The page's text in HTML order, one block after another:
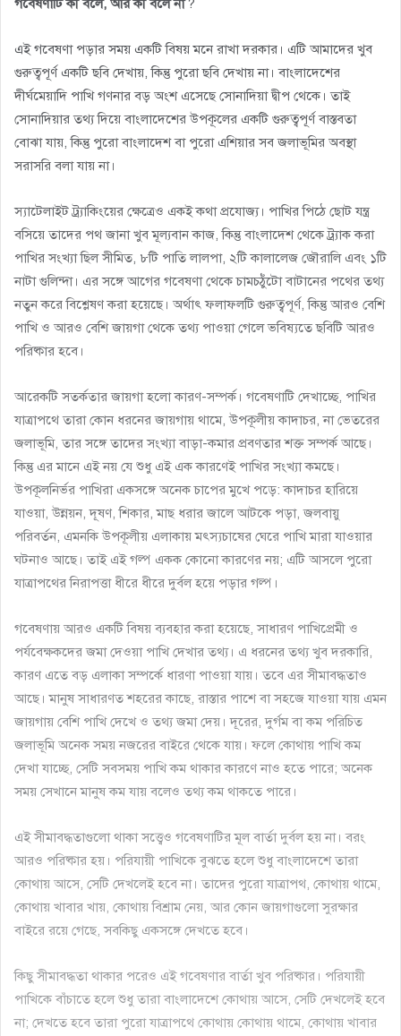
গবেষণাটি কী বলে, আর কী বলে না?
এই গবেষণা পড়ার সময় একটি বিষয় মনে রাখা দরকার। এটি আমাদের খুব
গুরুত্বপূর্ণ একটি ছবি দেখায়, কিন্তু পুরো ছবি দেখায় না। বাংলাদেশের
দীর্ঘমেয়াদি পাখি গণনার বড় অংশ এসেছে সোনাদিয়া দ্বীপ থেকে। তাই
সোনাদিয়ার তথ্য দিয়ে বাংলাদেশের উপকূলের একটি গুরুত্বপূর্ণ বাস্তবতা
বোঝা যায়, কিন্তু পুরো বাংলাদেশ বা পুরো এশিয়ার সব জলাভূমির অবস্থা
সরাসরি বলা যায় না।
স্যাটেলাইট ট্র্যাকিংয়ের ক্ষেত্রেও একই কথা প্রযোজ্য। পাখির পিঠে ছোট যন্ত্র
বসিয়ে তাদের পথ জানা খুব মূল্যবান কাজ, কিন্তু বাংলাদেশ থেকে ট্র্যাক করা
পাখির সংখ্যা ছিল সীমিত, ৮টি পাতি লালপা, ২টি কালালেজ জৌরালি এবং ১টি
নাটা গুলিন্দা। এর সঙ্গে আগের গবেষণা থেকে চামচঠুঁটো বাটানের পথের তথ্য
নতুন করে বিশ্লেষণ করা হয়েছে। অর্থাৎ ফলাফলটি গুরুত্বপূর্ণ, কিন্তু আরও বেশি
পাখি ও আরও বেশি জায়গা থেকে তথ্য পাওয়া গেলে ভবিষ্যতে ছবিটি আরও
পরিষ্কার হবে।
আরেকটি সতর্কতার জায়গা হলো কারণ-সম্পর্ক। গবেষণাটি দেখাচ্ছে, পাখির
যাত্রাপথে তারা কোন ধরনের জায়গায় থামে, উপকূলীয় কাদাচর, না ভেতরের
জলাভূমি, তার সঙ্গে তাদের সংখ্যা বাড়া-কমার প্রবণতার শক্ত সম্পর্ক আছে।
কিন্তু এর মানে এই নয় যে শুধু এই এক কারণেই পাখির সংখ্যা কমছে।
উপকূলনির্ভর পাখিরা একসঙ্গে অনেক চাপের মুখে পড়ে: কাদাচর হারিয়ে
যাওয়া, উন্নয়ন, দূষণ, শিকার, মাছ ধরার জালে আটকে পড়া, জলবায়ু
পরিবর্তন, এমনকি উপকূলীয় এলাকায় মৎস্যচাষের ঘেরে পাখি মারা যাওয়ার
ঘটনাও আছে। তাই এই গল্প একক কোনো কারণের নয়; এটি আসলে পুরো
যাত্রাপথের নিরাপত্তা ধীরে ধীরে দুর্বল হয়ে পড়ার গল্প।
গবেষণায় আরও একটি বিষয় ব্যবহার করা হয়েছে, সাধারণ পাখিপ্রেমী ও
পর্যবেক্ষকদের জমা দেওয়া পাখি দেখার তথ্য। এ ধরনের তথ্য খুব দরকারি,
কারণ এতে বড় এলাকা সম্পর্কে ধারণা পাওয়া যায়। তবে এর সীমাবদ্ধতাও
আছে। মানুষ সাধারণত শহরের কাছে, রাস্তার পাশে বা সহজে যাওয়া যায় এমন
জায়গায় বেশি পাখি দেখে ও তথ্য জমা দেয়। দূরের, দুর্গম বা কম পরিচিত
জলাভূমি অনেক সময় নজরের বাইরে থেকে যায়। ফলে কোথায় পাখি কম
দেখা যাচ্ছে, সেটি সবসময় পাখি কম থাকার কারণে নাও হতে পারে; অনেক
সময় সেখানে মানুষ কম যায় বলেও তথ্য কম থাকতে পারে।
এই সীমাবদ্ধতাগুলো থাকা সত্ত্বেও গবেষণাটির মূল বার্তা দুর্বল হয় না। বরং
আরও পরিষ্কার হয়। পরিযায়ী পাখিকে বুঝতে হলে শুধু বাংলাদেশে তারা
কোথায় আসে, সেটি দেখলেই হবে না। তাদের পুরো যাত্রাপথ, কোথায় থামে,
কোথায় খাবার খায়, কোথায় বিশ্রাম নেয়, আর কোন জায়গাগুলো সুরক্ষার
বাইরে রয়ে গেছে, সবকিছু একসঙ্গে দেখতে হবে।
কিছু সীমাবদ্ধতা থাকার পরেও এই গবেষণার বার্তা খুব পরিষ্কার। পরিযায়ী
পাখিকে বাঁচাতে হলে শুধু তারা বাংলাদেশে কোথায় আসে, সেটি দেখলেই হবে
না; দেখতে হবে তারা পুরো যাত্রাপথে কোথায় কোথায় থামে, কোথায় খাবার